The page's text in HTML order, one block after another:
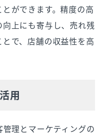
ができます。精度の高
上にも寄与し、売れ残
で、店舗の収益性を高
用
理とマーケティングの